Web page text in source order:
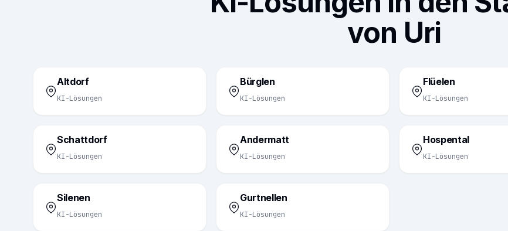
von Uri
Altdorf
KI-Lösungen
Bürglen
KI-Lösungen
Flüelen
KI-Lösungen
Schattdorf
KI-Lösungen
Andermatt
KI-Lösungen
Hospental
KI-Lösungen
Silenen
KI-Lösungen
Gurtnellen
KI-Lösungen